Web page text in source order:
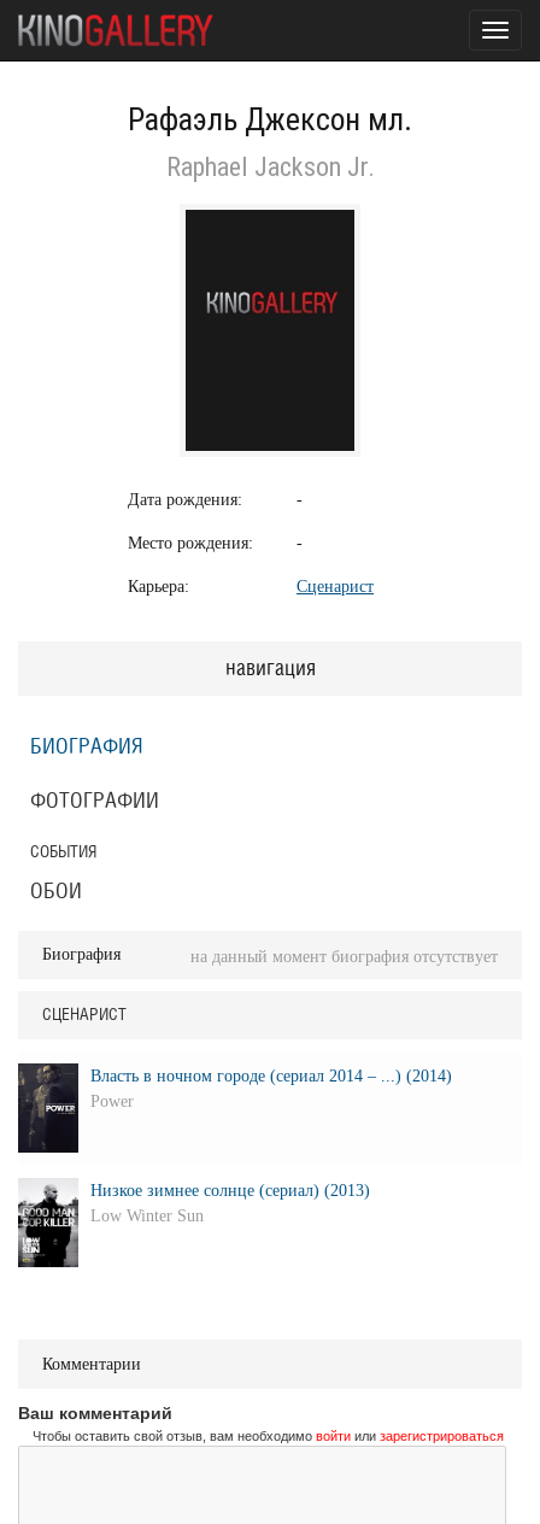
Рафаэль Джексон мл.
Raphael Jackson Jr.
Дата рождения: -
Место рождения: -
Карьера: Сценарист
навигация
БИОГРАФИЯ
ФОТОГРАФИИ
СОБЫТИЯ
ОБОИ
Биография на данный момент биография отсутствует
СЦЕНАРИСТ
Власть в ночном городе (сериал 2014 – ...) (2014)
Power
Низкое зимнее солнце (сериал) (2013)
Low Winter Sun
Комментарии
Ваш комментарий
Чтобы оставить свой отзыв, вам необходимо войти или зарегистрироваться